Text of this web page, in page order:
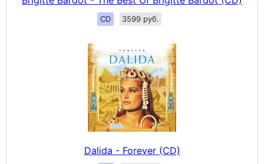
CD 3599 руб.
Dalida - Forever (CD)